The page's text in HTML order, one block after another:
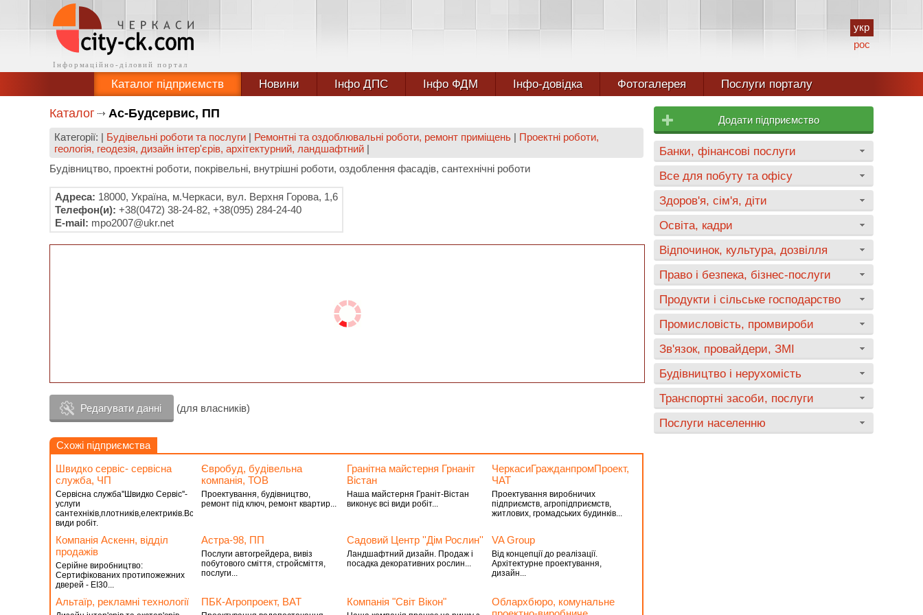
укр
рос
Каталог підприємств Новини Інфо ДПС Інфо ФДМ Інфо-довідка Фотогалерея Послуги порталу
Каталог Ас-Будсервис, ПП
Категорії: | Будівельні роботи та послуги | Ремонтні та оздоблювальні роботи, ремонт приміщень | Проектні роботи,
геологія, геодезія, дизайн інтер'єрів, архітектурний, ландшафтний |
Будівництво, проектні роботи, покрівельні, внутрішні роботи, оздоблення фасадів, сантехнічні роботи
Адреса: 18000, Україна, м.Черкаси, вул. Верхня Горова, 1,6
Телефон(и): +38(0472) 38-24-82, +38(095) 284-24-40
E-mail: mpo2007@ukr.net
Редагувати данні (для власників)
Схожі підприємства
Швидко сервіс- сервісна
служба, ЧП
Сервісна служба''Швидко Сервіс''-
услуги
сантехніків,плотників,електриків.Всі
види робіт.
Євробуд, будівельна
компанія, ТОВ
Проектування, будівництво,
ремонт під ключ, ремонт квартир...
Гранітна майстерня Грнаніт
Вістан
Наша майстерня Граніт-Вістан
виконує всі види робіт...
ЧеркасиГражданпромПроект,
ЧАТ
Проектування виробничих
підприємств, агропідприємств,
житлових, громадських будинків...
Компанія Аскенн, відділ
продажів
Серійне виробництво:
Сертифікованих протипожежних
дверей - ЕI30...
Астра-98, ПП
Послуги автогрейдера, вивiз
побутового смiття, стройсмiття,
послуги...
Садовий Центр ''Дiм Рослин''
Ландшафтний дизайн. Продаж і
посадка декоративних рослин...
VA Group
Від концепції до реалізації.
Архітектурне проектування,
дизайн...
Альтаїр, рекламні технології ПБК-Агропроект, ВАТ Компанія "Світ Вікон"
Облархбюро, комунальне
Додати підприємство
Банки, фінансові послуги
Все для побуту та офісу
Здоров'я, сім'я, діти
Освіта, кадри
Відпочинок, культура, дозвілля
Право і безпека, бізнес-послуги
Продукти і сільське господарство
Промисловість, промвироби
Зв'язок, провайдери, ЗМІ
Будівництво і нерухомість
Транспортні засоби, послуги
Послуги населенню